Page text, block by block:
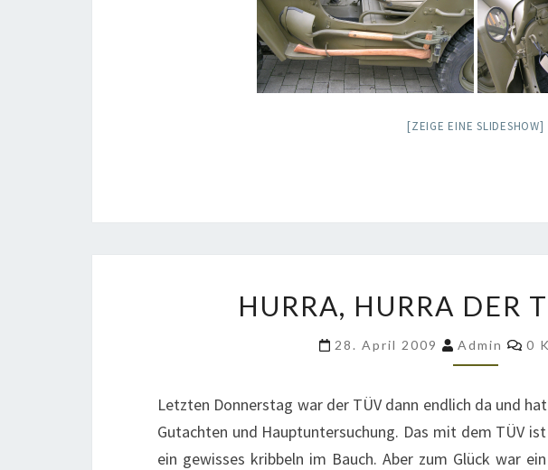
[ZEIGE EINE SLIDESHOW]
HURRA
DER
TÜV
HURRA, HURRA DER
28. April 2009 Admin 0
Letzten Donnerstag war der TÜV dann endlich da und
Gutachten und Hauptuntersuchung. Das mit dem TÜV
ein gewisses kribbeln im Bauch. Aber zum Glück war